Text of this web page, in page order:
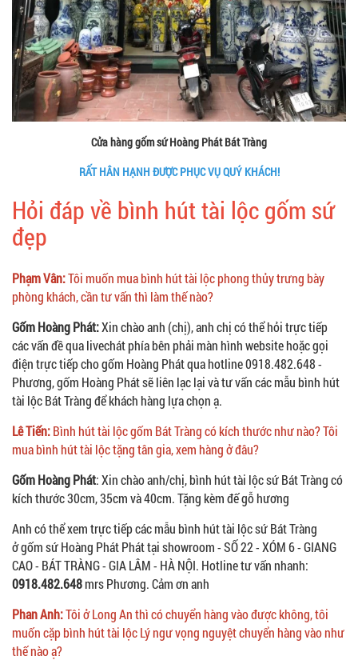
Cửa hàng gốm sứ Hoàng Phát Bát Tràng
RẤT HÂN HẠNH ĐƯỢC PHỤC VỤ QUÝ KHÁCH!
Hỏi đáp về bình hút tài lộc gốm sứ
đẹp
Phạm Vân:Tôi muốn mua bình hút tài lộc phong thủy trưng bày
phòng khách, cần tư vấn thì làm thế nào?
Gốm Hoàng Phát:Xin chào anh (chị), anh chị có thể hỏi trực tiếp
các vấn đề qua livechát phía bên phải màn hình website hoặc gọi
điện trực tiếp cho gốm Hoàng Phát qua hotline 0918.482.648 -
Phương, gốm Hoàng Phát sẽ liên lạc lại và tư vấn các mẫu bình hút
tài lộc Bát Tràng để khách hàng lựa chọn ạ.
Lê Tiến:Bình hút tài lộc gốm Bát Tràng có kích thước như nào? Tôi
mua bình hút tài lộc tặng tân gia, xem hàng ở đâu?
Gốm Hoàng Phát: Xin chào anh/chị, bình hút tài lộc sứ Bát Tràng có
kích thước 30cm, 35cm và 40cm. Tặng kèm đế gỗ hương
Anh có thể xem trực tiếp các mẫu bình hút tài lộc sứ Bát Tràng
ở gốm sứ Hoàng Phát Phát tại showroom - SỐ 22 - XÓM 6 - GIANG
CAO - BÁT TRÀNG - GIA LÂM - HÀ NỘI. Hotline tư vấn nhanh:
0918.482.648mrs Phương. Cảm ơn anh
Phan Anh:Tôi ở Long An thì có chuyển hàng vào được không, tôi
muốn cặp bình hút tài lộc Lý ngư vọng nguyệt chuyển hàng vào như
thế nào ạ?